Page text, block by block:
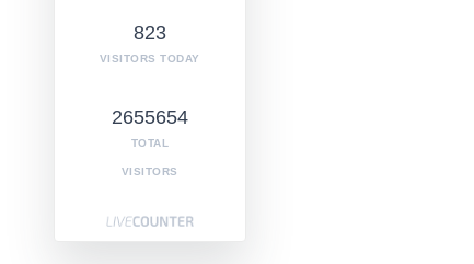
823
VISITORS TODAY
2655654
TOTAL
VISITORS